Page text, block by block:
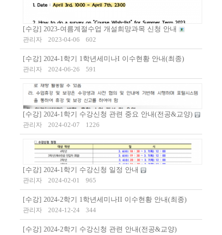
[수강] 2023-여름계절수업 개설희망과목 신청 안내
관리자
2023-04-06 602
[수강] 2024-1학기 1학년세미나I 이수현황 안내(최종)
관리자
2024-06-26 591
[수강] 2024-1학기 수강신청 관련 중요 안내(전공&교양)
관리자
2024-02-07 1226
[수강] 2024-1학기 수강신청 일정 안내
관리자
2024-02-01 965
[수강] 2024-2학기 1학년세미나II 이수현황 안내(최종)
관리자
2024-12-24 344
[수강] 2024-2학기 수강신청 관련 안내(전공&교양)